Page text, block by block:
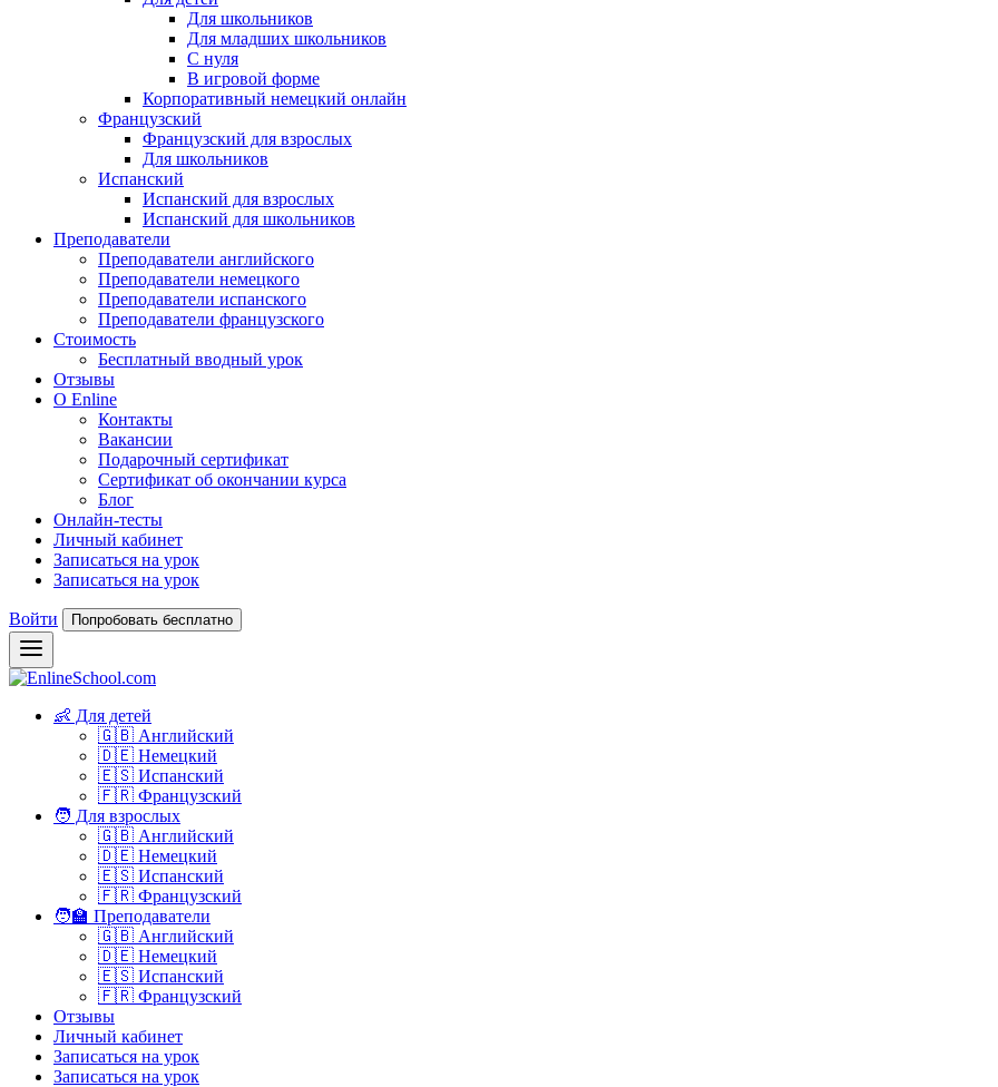
Для школьников
Для младших школьников
С нуля
В игровой форме
Корпоративный немецкий онлайн
Французский
Французский для взрослых
Для школьников
Испанский
Испанский для взрослых
Испанский для школьников
Преподаватели
Преподаватели английского
Преподаватели немецкого
Преподаватели испанского
Преподаватели французского
Стоимость
Бесплатный вводный урок
Отзывы
О Enline
Контакты
Вакансии
Подарочный сертификат
Сертификат об окончании курса
Блог
Онлайн-тесты
Личный кабинет
Записаться на урок
Записаться на урок
Войти Попробовать бесплатно
👶 Для детей
🇬🇧 Английский
🇩🇪 Немецкий
🇪🇸 Испанский
🇫🇷 Французский
🧑 Для взрослых
🇬🇧 Английский
🇩🇪 Немецкий
🇪🇸 Испанский
🇫🇷 Французский
🧑‍🏫 Преподаватели
🇬🇧 Английский
🇩🇪 Немецкий
🇪🇸 Испанский
🇫🇷 Французский
Отзывы
Личный кабинет
Записаться на урок
Записаться на урок